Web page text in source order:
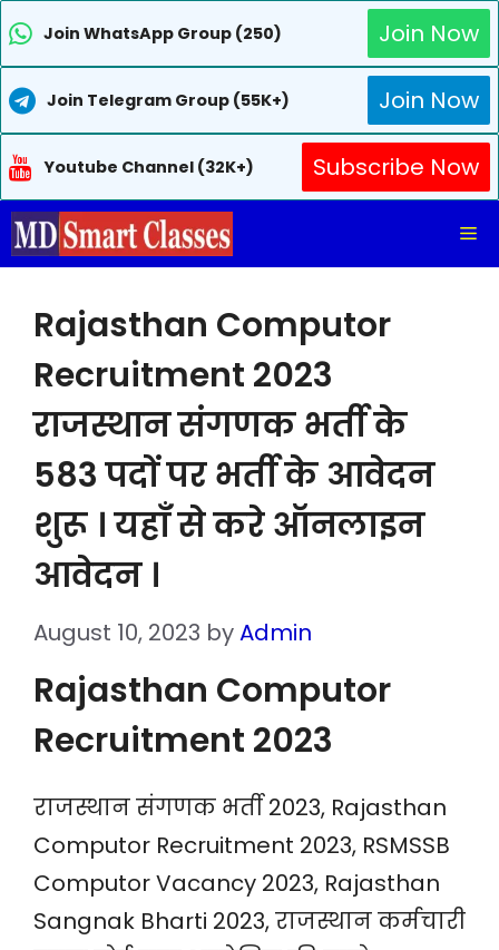
Join WhatsApp Group (250) Join Now
Join Telegram Group (55K+) Join Now
Youtube Channel (32K+)
Subscribe Now
Skip
to
Rajasthan Computor
Recruitment 2023
राजस्थान संगणक भर्ती के
583 पदों पर भर्ती के आवेदन
शुरू । यहाँ से करे ऑनलाइन
आवेदन ।
August 10, 2023 byAdmin
Rajasthan Computor
Recruitment 2023
राजस्थान संगणक भर्ती 2023, Rajasthan
Computor Recruitment 2023, RSMSSB
Computor Vacancy 2023, Rajasthan
Sangnak Bharti 2023, राजस्थान कर्मचारी